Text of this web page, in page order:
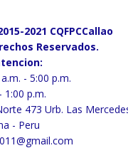
2021 CQFPCCallao
Reservados.
- 5:00 p.m.
1:00 p.m.
473 Urb. Las
- Peru